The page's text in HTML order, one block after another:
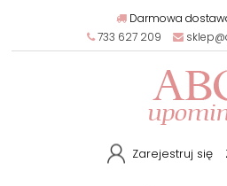
Darmowa
733 627 209
Zarejestruj się